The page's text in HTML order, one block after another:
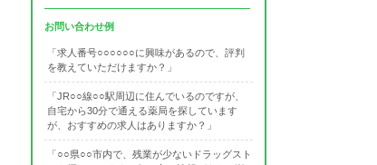
お問い合わせ例
「求人番号○○○○○○に興味があるので、評判
を教えていただけますか？」
「JR○○線○○駅周辺に住んでいるのですが、
自宅から30分で通える薬局を探しています
が、おすすめの求人はありますか？」
「○○県○○市内で、残業が少ないドラッグスト